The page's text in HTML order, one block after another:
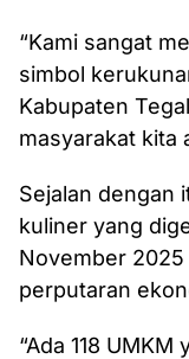
“Kami sangat
simbol
Kabupaten
masyarakat kita
Sejalan dengan
kuliner yang
November
perputaran
“Ada 118